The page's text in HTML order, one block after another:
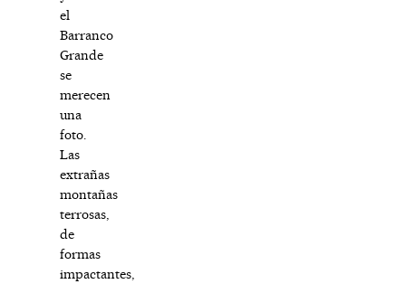
el
Barranco
Grande
se
merecen
una
foto.
Las
extrañas
montañas
terrosas,
de
formas
impactantes,